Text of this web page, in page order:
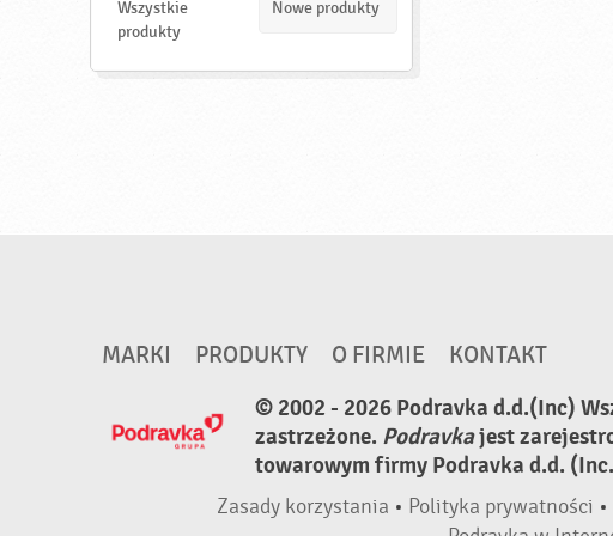
d
Wszystkie
produkty
Nowe produkty
MARKI PRODUKTY O FIRMIE
KONTAKT
© 2002 - 2026 Podravka d.d.(Inc)
zastrzeżone. Podravkajest
towarowym firmy Podravka d.d.
Zasady korzystania • Polityka prywatności •